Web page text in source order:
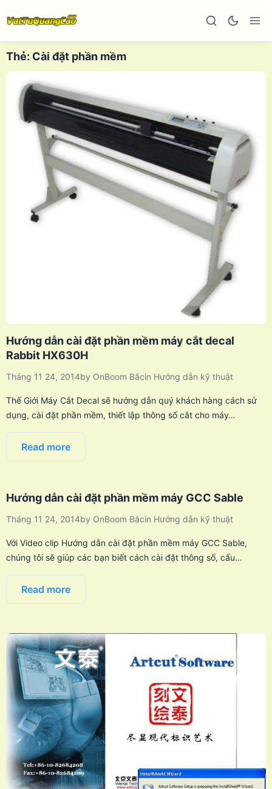
Thẻ: Cài đặt phần mềm
Hướng dẫn cài đặt phần mềm máy cắt decal
Rabbit HX630H
Tháng 11 24, 2014by OnBoom Bắcin Hướng dẫn kỹ thuật
Thế Giới Máy Cắt Decal sẽ hướng dẫn quý khách hàng cách sử
dụng, cài đặt phần mềm, thiết lập thông số cắt cho máy…
Read more
Hướng dẫn cài đặt phần mềm máy GCC Sable
Tháng 11 24, 2014by OnBoom Bắcin Hướng dẫn kỹ thuật
Với Video clip Hướng dẫn cài đặt phần mềm máy GCC Sable,
chúng tôi sẽ giúp các bạn biết cách cài đặt thông số, cấu…
Read more